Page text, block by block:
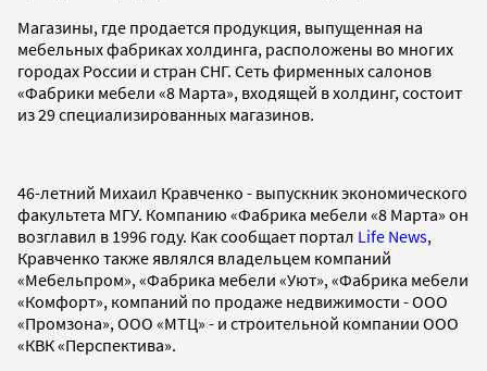
Магазины, где продается продукция, выпущенная на
мебельных фабриках холдинга, расположены во многих
городах России и стран СНГ. Сеть фирменных салонов
«Фабрики мебели «8 Марта», входящей в холдинг, состоит
из 29 специализированных магазинов.
46-летний Михаил Кравченко - выпускник экономического
факультета МГУ. Компанию «Фабрика мебели «8 Марта» он
возглавил в 1996 году. Как сообщает портал Life News,
Кравченко также являлся владельцем компаний
«Мебельпром», «Фабрика мебели «Уют», «Фабрика мебели
«Комфорт», компаний по продаже недвижимости - ООО
«Промзона», ООО «МТЦ» - и строительной компании ООО
«КВК «Перспектива».